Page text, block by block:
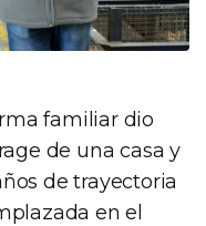
familiar dio
de una casa y
de trayectoria
en el